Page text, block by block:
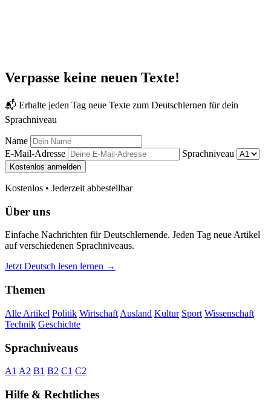
Verpasse keine neuen Texte!
📬 Erhalte jeden Tag neue Texte zum Deutschlernen für dein
Sprachniveau
Name
E-Mail-Adresse
Sprachniveau
Kostenlos anmelden
Kostenlos • Jederzeit abbestellbar
Über uns
Einfache Nachrichten für Deutschlernende. Jeden Tag neue Artikel
auf verschiedenen Sprachniveaus.
Jetzt Deutsch lesen lernen →
Themen
Alle Artikel Politik Wirtschaft Ausland Kultur Sport Wissenschaft
Technik Geschichte
Sprachniveaus
A1 A2 B1 B2 C1 C2
Hilfe & Rechtliches